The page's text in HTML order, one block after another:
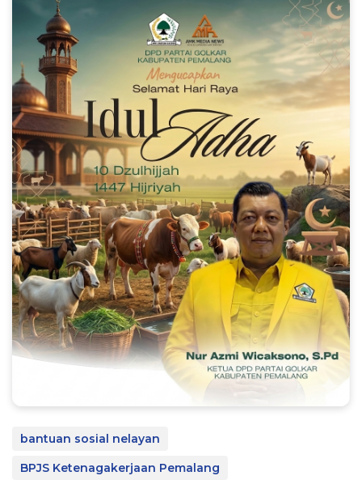
bantuan sosial nelayan
BPJS Ketenagakerjaan Pemalang